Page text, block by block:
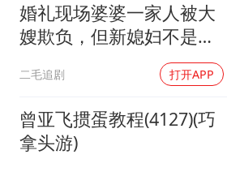
婚礼现场婆婆一家人被大
嫂欺负，但新媳妇不是好
二毛追剧 打开APP
曾亚飞掼蛋教程(4127)(巧
拿头游)